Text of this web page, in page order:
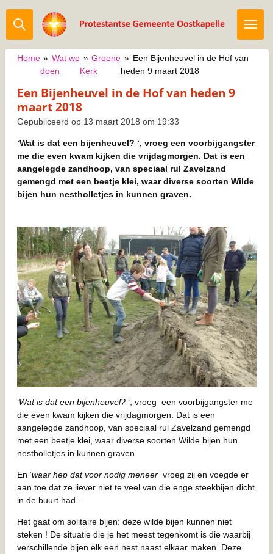
Ga
direct
naar
de
hoofdinhoud
Home » Wat we
doen
» Groene
Kerk
» Een Bijenheuvel in de Hof van
heden 9 maart 2018
Een Bijenheuvel in de Hof van heden 9
maart 2018
Gepubliceerd op 13 maart 2018 om 19:33
‘Wat is dat een bijenheuvel? ‘, vroeg een voorbijgangster
me die even kwam kijken die vrijdagmorgen. Dat is een
aangelegde zandhoop, van speciaal rul Zavelzand
gemengd met een beetje klei, waar diverse soorten Wilde
bijen hun nestholletjes in kunnen graven.
‘Wat is dat een bijenheuvel?‘, vroeg een voorbijgangster me
die even kwam kijken die vrijdagmorgen. Dat is een
aangelegde zandhoop, van speciaal rul Zavelzand gemengd
met een beetje klei, waar diverse soorten Wilde bijen hun
nestholletjes in kunnen graven.
En ‘waar hep dat voor nodig meneer’vroeg zij en voegde er
aan toe dat ze liever niet te veel van die enge steekbijen dicht
in de buurt had…
Het gaat om solitaire bijen: deze wilde bijen kunnen niet
steken ! De situatie die je het meest tegenkomt is die waarbij
verschillende bijen elk een nest naast elkaar maken. Deze